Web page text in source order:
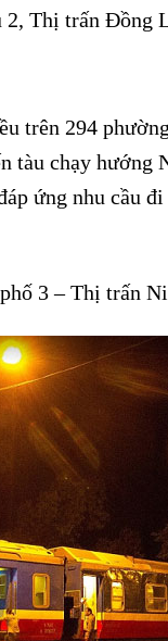
Thị trấn Đồng
trên 294
tàu chạy
ứng nhu cầu
3 – Thị trấn